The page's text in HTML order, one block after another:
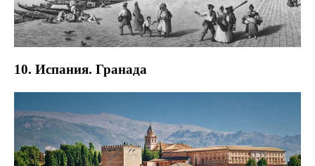
10. Испания. Гранада